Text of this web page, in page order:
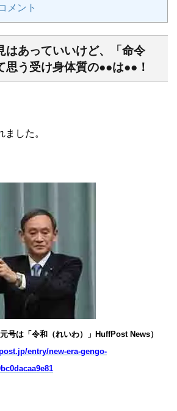
メント
はあっていいけど、「命令
思う受け身体質の●●は●●！
ました。
号は「令和（れいわ）」HuffPost News）
entry/new-era-gengo-